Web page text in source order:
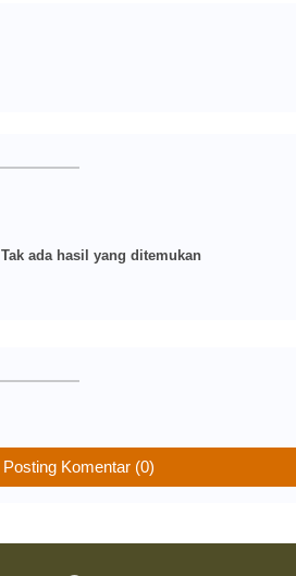
Tak ada hasil yang ditemukan
Posting Komentar (0)